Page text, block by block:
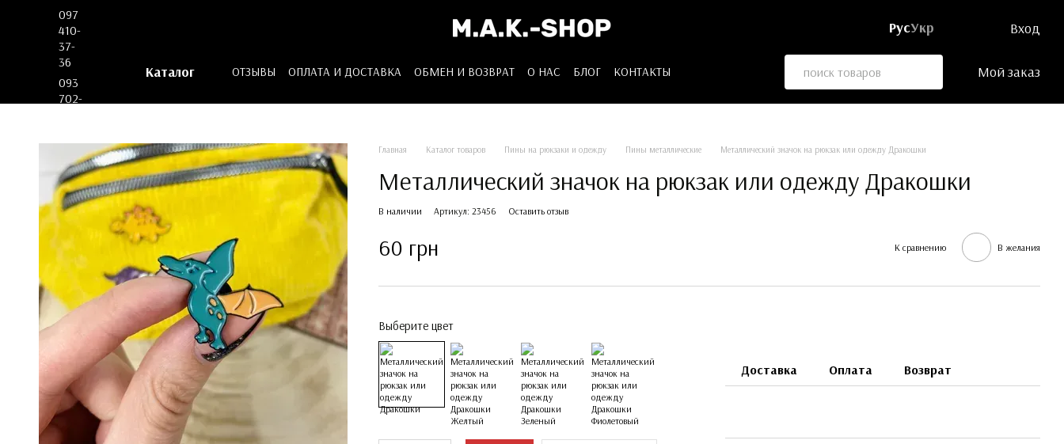
Перейти к основному контенту
РусУкр Вход
097
410-
37-
36
093
702-
Каталог ОТЗЫВЫ ОПЛАТА И ДОСТАВКА ОБМЕН И ВОЗВРАТ О НАС БЛОГ
КОНТАКТЫ
Мой заказ
Главная Каталог товаров Пины на рюкзаки и одежду Пины металлические Металлический значок на рюкзак или одежду Дракошки
Металлический значок на рюкзак или одежду Дракошки
В наличии Артикул: 23456 Оставить отзыв
60 грн К сравнению В желания
Выберите цвет
Доставка Оплата Возврат